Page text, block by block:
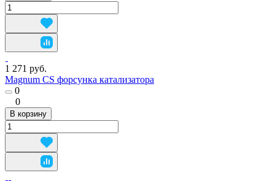
1 271 руб.
Magnum CS форсунка катализатора
0
0
В корзину